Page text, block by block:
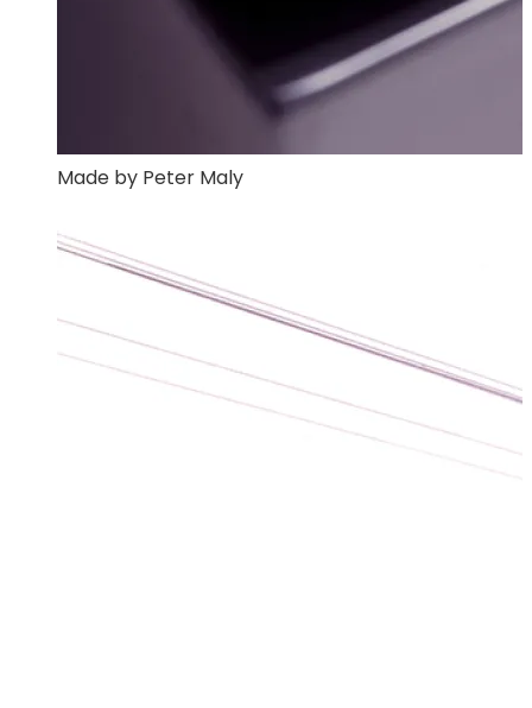
Made by Peter Maly